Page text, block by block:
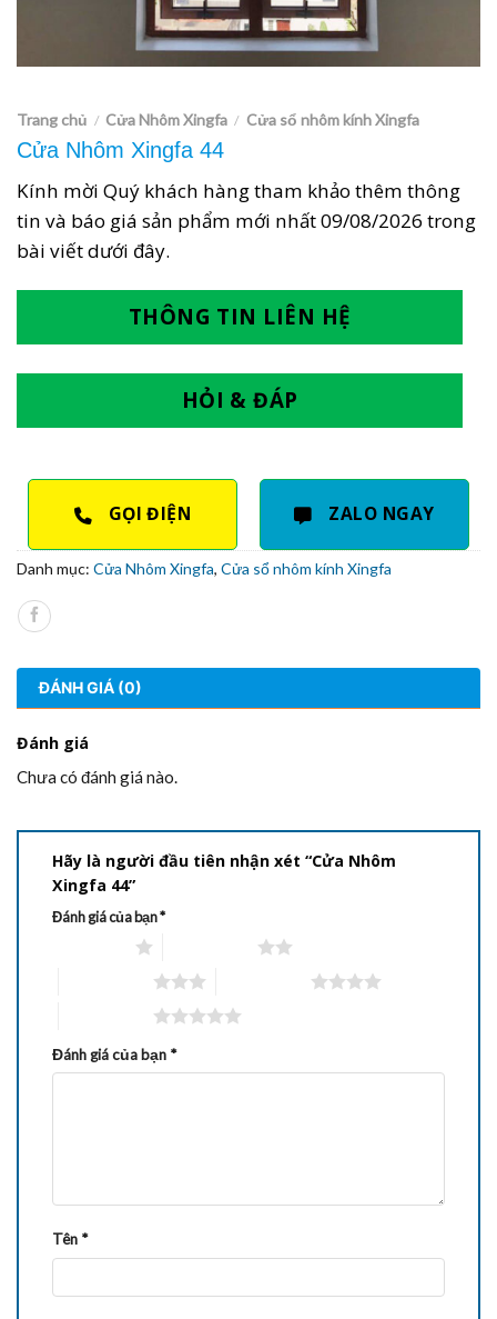
Trang chủ / Cửa Nhôm Xingfa / Cửa sổ nhôm kính Xingfa
Cửa Nhôm Xingfa 44
Kính mời Quý khách hàng tham khảo thêm thông
tin và báo giá sản phẩm mới nhất09/08/2026 trong
bài viết dưới đây.
THÔNG TIN LIÊN HỆ
HỎI & ĐÁP
GỌI ĐIỆN ZALO NGAY
Danh mục: Cửa Nhôm Xingfa, Cửa sổ nhôm kính Xingfa
ĐÁNH GIÁ (0)
Đánh giá
Chưa có đánh giá nào.
Hãy là người đầu tiên nhận xét “Cửa Nhôm
Xingfa 44”
Đánh giá của bạn*
Đánh giá của bạn *
Tên *